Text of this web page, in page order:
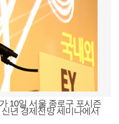
10일 서울 종로구 포시즌
년 경제전망 세미나에서